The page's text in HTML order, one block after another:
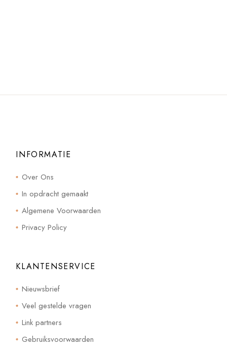
INFORMATIE
Over Ons
In opdracht gemaakt
Algemene Voorwaarden
Privacy Policy
KLANTENSERVICE
Nieuwsbrief
Veel gestelde vragen
Link partners
Gebruiksvoorwaarden